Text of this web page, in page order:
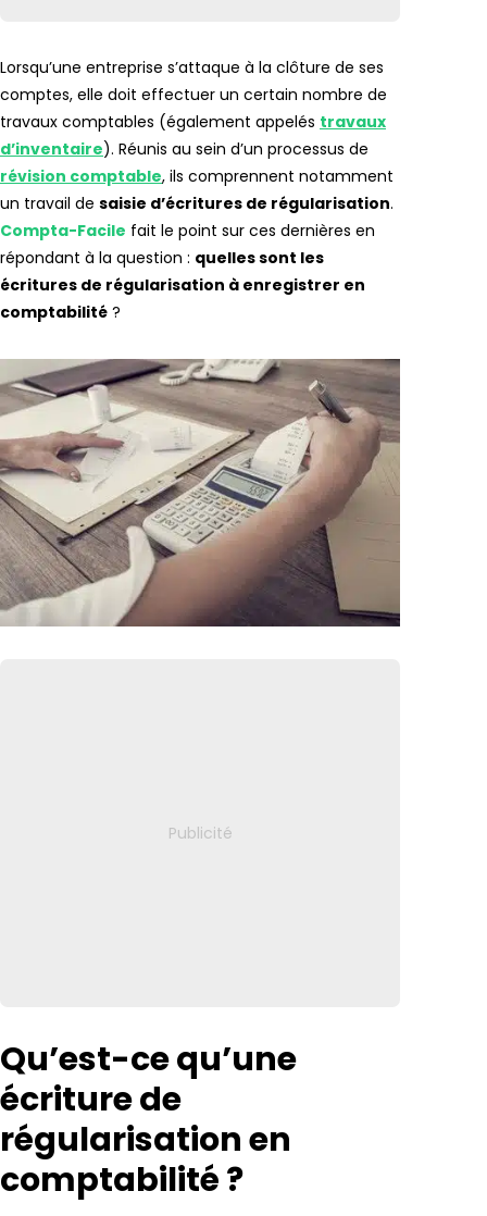
Lorsqu’une entreprise s’attaque à la clôture de ses
comptes, elle doit effectuer un certain nombre de
travaux comptables (également appelés travaux
d’inventaire). Réunis au sein d’un processus de
révision comptable, ils comprennent notamment
un travail de saisie d’écritures de régularisation.
Compta-Facile fait le point sur ces dernières en
répondant à la question : quelles sont les
écritures de régularisation à enregistrer en
comptabilité ?
Qu’est-ce qu’une
écriture de
régularisation en
comptabilité ?